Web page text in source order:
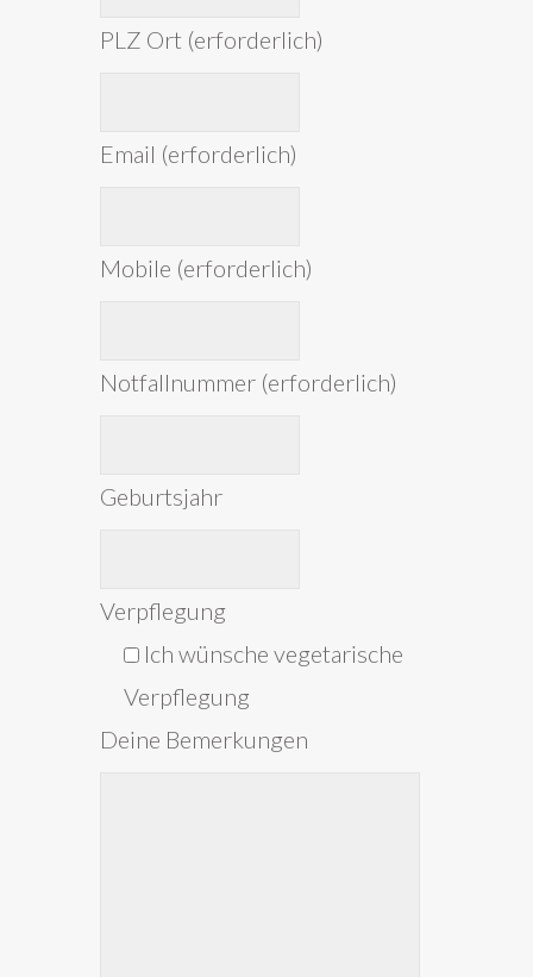
PLZ Ort (erforderlich)
Email (erforderlich)
Mobile (erforderlich)
Notfallnummer (erforderlich)
Geburtsjahr
Verpflegung
Ich wünsche vegetarische
Verpflegung
Deine Bemerkungen